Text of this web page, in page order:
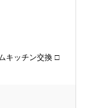
キッチン交換 □